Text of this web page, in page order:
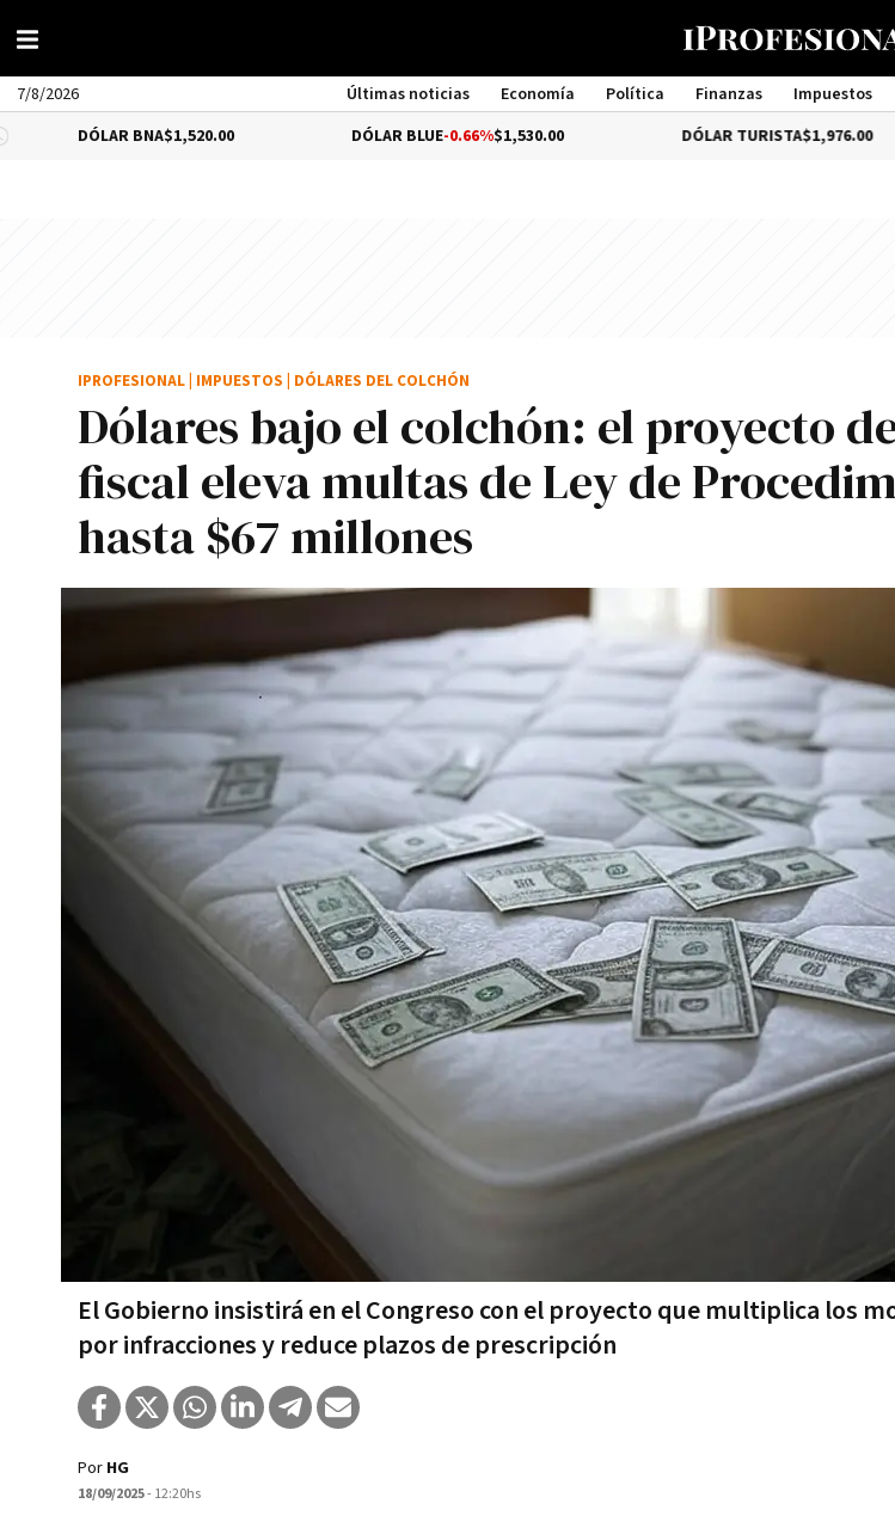
7/8/2026 Últimas noticias Economía Política Finanzas Impuestos
Management
BNA
$1,520.00 -0.66%$1,530.00 DÓLAR TURISTA$1,976.00
Dólares bajo el colchón: el proyecto
fiscal eleva multas de Ley de
hasta $67 millones
El Gobierno insistirá en el Congreso con el proyecto que multiplica los
por infracciones y reduce plazos de prescripción
IPROFESIONAL IMPUESTOS DÓLARES DEL COLCHÓN
Por HG
18/09/2025- 12:20hs